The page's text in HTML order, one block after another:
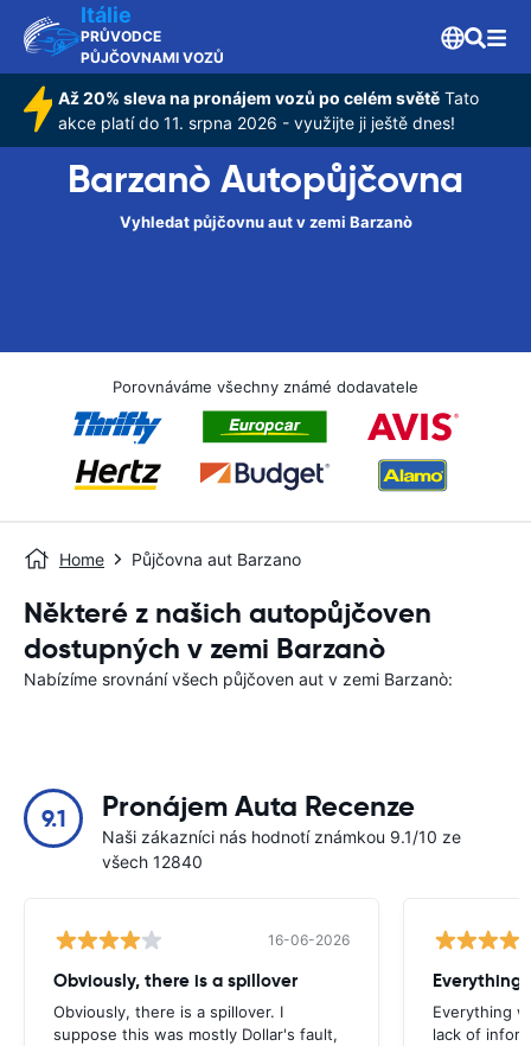
Itálie
PRŮVODCE
PŮJČOVNAMI VOZŮ
Až 20% sleva na pronájem vozů po celém světě Tato
akce platí do 11. srpna 2026 - využijte ji ještě dnes!
Barzanò Autopůjčovna
Vyhledat půjčovnu aut v zemi Barzanò
Porovnáváme všechny známé dodavatele
Home Půjčovna aut Barzano
Některé z našich autopůjčoven
dostupných v zemi Barzanò
Nabízíme srovnání všech půjčoven aut v zemi Barzanò:
9.1 Pronájem Auta Recenze
Naši zákazníci nás hodnotí známkou 9.1/10 ze
všech 12840
16-06-2026
Obviously, there is a spillover
Obviously, there is a spillover. I
suppose this was mostly Dollar's fault,
Everything
Everything
lack of